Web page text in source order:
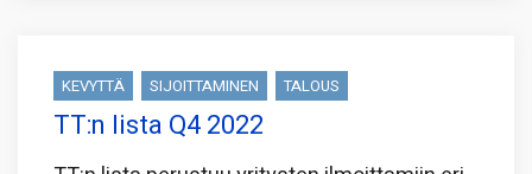
KEVYTTÄ SIJOITTAMINEN TALOUS
TT:n lista Q4 2022